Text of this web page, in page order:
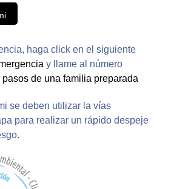
haga click en el siguiente
y llame al número
pasos de una familia preparada
se deben utilizar la vías
para realizar un rápido despeje